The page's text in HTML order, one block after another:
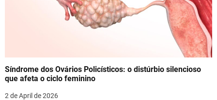
Síndrome dos Ovários Policísticos: o distúrbio silencioso
que afeta o ciclo feminino
2 de April de 2026